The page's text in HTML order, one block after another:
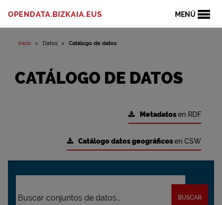
MENÚ
OPENDATA.BIZKAIA.EUS
Inicio Datos Catálogo de datos
CATÁLOGO DE DATOS
Metadatosen RDF
Catálogo datos geográficosen CSW
BUSCAR